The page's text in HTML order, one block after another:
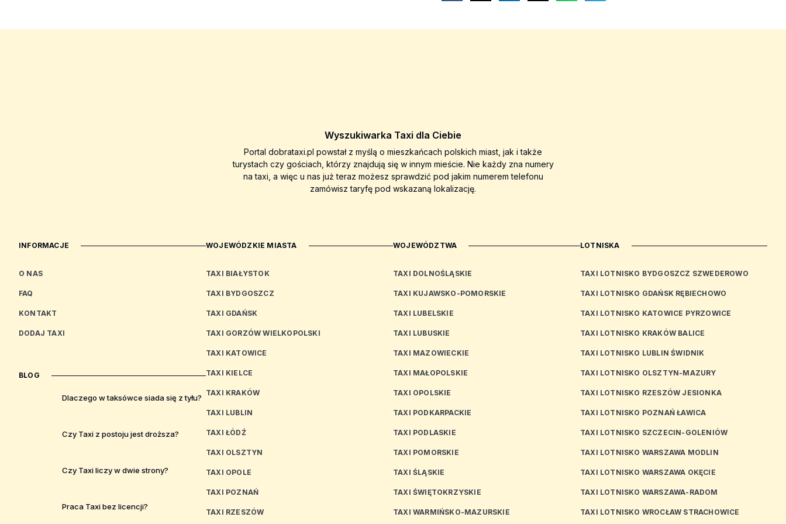
Wyszukiwarka Taxi dla Ciebie
Portal dobrataxi.pl powstał z myślą o mieszkańcach polskich miast, jak i także
turystach czy gościach, którzy znajdują się w innym mieście. Nie każdy zna numery
na taxi, a więc u nas już teraz możesz sprawdzić pod jakim numerem telefonu
zamówisz taryfę pod wskazaną lokalizację.
INFORMACJE
O NAS
FAQ
KONTAKT
DODAJ TAXI
BLOG
Dlaczego w taksówce siada się z tyłu?
Czy Taxi z postoju jest droższa?
Czy Taxi liczy w dwie strony?
Praca Taxi bez licencji?
WOJEWÓDZKIE MIASTA
TAXI BIAŁYSTOK
TAXI BYDGOSZCZ
TAXI GDAŃSK
TAXI GORZÓW WIELKOPOLSKI
TAXI KATOWICE
TAXI KIELCE
TAXI KRAKÓW
TAXI LUBLIN
TAXI ŁÓDŹ
TAXI OLSZTYN
TAXI OPOLE
TAXI POZNAŃ
TAXI RZESZÓW
WOJEWÓDZTWA
TAXI DOLNOŚLĄSKIE
TAXI KUJAWSKO-POMORSKIE
TAXI LUBELSKIE
TAXI LUBUSKIE
TAXI MAZOWIECKIE
TAXI MAŁOPOLSKIE
TAXI OPOLSKIE
TAXI PODKARPACKIE
TAXI PODLASKIE
TAXI POMORSKIE
TAXI ŚLĄSKIE
TAXI ŚWIĘTOKRZYSKIE
TAXI WARMIŃSKO-MAZURSKIE
LOTNISKA
TAXI LOTNISKO BYDGOSZCZ SZWEDEROWO
TAXI LOTNISKO GDAŃSK RĘBIECHOWO
TAXI LOTNISKO KATOWICE PYRZOWICE
TAXI LOTNISKO KRAKÓW BALICE
TAXI LOTNISKO LUBLIN ŚWIDNIK
TAXI LOTNISKO OLSZTYN-MAZURY
TAXI LOTNISKO RZESZÓW JESIONKA
TAXI LOTNISKO POZNAŃ ŁAWICA
TAXI LOTNISKO SZCZECIN-GOLENIÓW
TAXI LOTNISKO WARSZAWA MODLIN
TAXI LOTNISKO WARSZAWA OKĘCIE
TAXI LOTNISKO WARSZAWA-RADOM
TAXI LOTNISKO WROCŁAW STRACHOWICE